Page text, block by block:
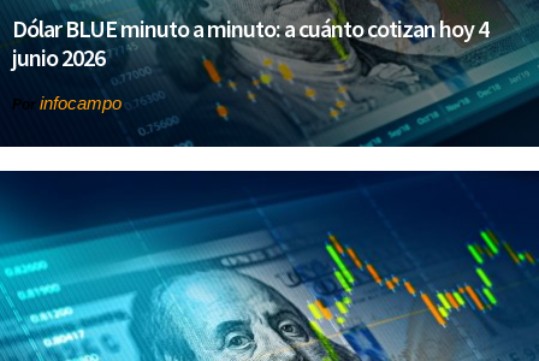
Dólar BLUE minuto a minuto: a cuánto cotizan hoy 4
junio 2026
Por infocampo